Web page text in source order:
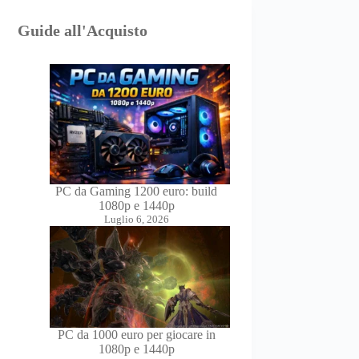
Guide all'Acquisto
PC da Gaming 1200 euro: build
1080p e 1440p
Luglio 6, 2026
PC da 1000 euro per giocare in
1080p e 1440p